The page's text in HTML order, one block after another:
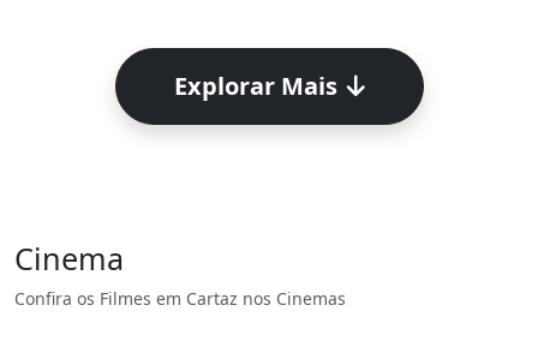
Explorar Mais
Cinema
Confira os Filmes em Cartaz nos Cinemas